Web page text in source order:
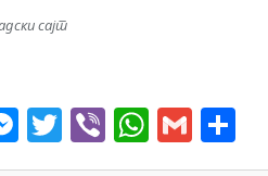
сајт
Messenger
Twitter
Viber Gmail